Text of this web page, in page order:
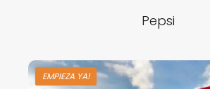
Pepsi
EMPIEZA YA!